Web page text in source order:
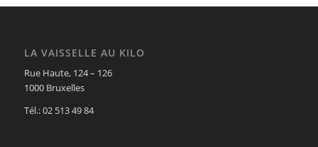
LA VAISSELLE AU KILO
Rue Haute, 124 – 126
1000 Bruxelles
Tél.: 02 513 49 84